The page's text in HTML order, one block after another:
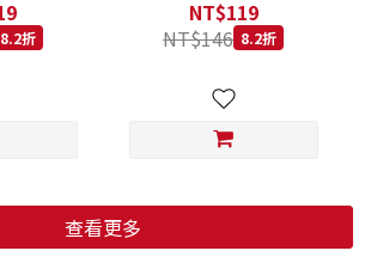
食貓罐 德
8.2折
無穀罐 無膠罐 主食貓罐 德
罐
NT$119
NT$146 8.2折
查看更多